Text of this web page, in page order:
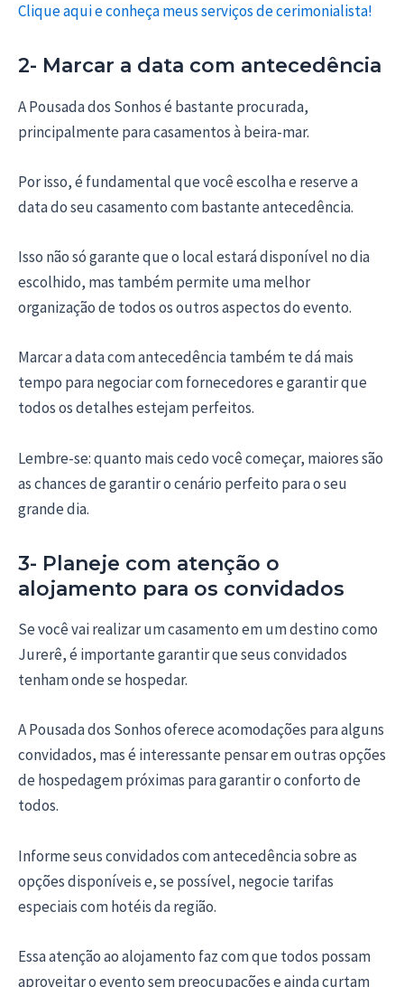
Clique aqui e conheça meus serviços de cerimonialista!
2- Marcar a data com antecedência
A Pousada dos Sonhos é bastante procurada,
principalmente para casamentos à beira-mar.
Por isso, é fundamental que você escolha e reserve a
data do seu casamento com bastante antecedência.
Isso não só garante que o local estará disponível no dia
escolhido, mas também permite uma melhor
organização de todos os outros aspectos do evento.
Marcar a data com antecedência também te dá mais
tempo para negociar com fornecedores e garantir que
todos os detalhes estejam perfeitos.
Lembre-se: quanto mais cedo você começar, maiores são
as chances de garantir o cenário perfeito para o seu
grande dia.
3- Planeje com atenção o
alojamento para os convidados
Se você vai realizar um casamento em um destino como
Jurerê, é importante garantir que seus convidados
tenham onde se hospedar.
A Pousada dos Sonhos oferece acomodações para alguns
convidados, mas é interessante pensar em outras opções
de hospedagem próximas para garantir o conforto de
todos.
Informe seus convidados com antecedência sobre as
opções disponíveis e, se possível, negocie tarifas
especiais com hotéis da região.
Essa atenção ao alojamento faz com que todos possam
aproveitar o evento sem preocupações e ainda curtam